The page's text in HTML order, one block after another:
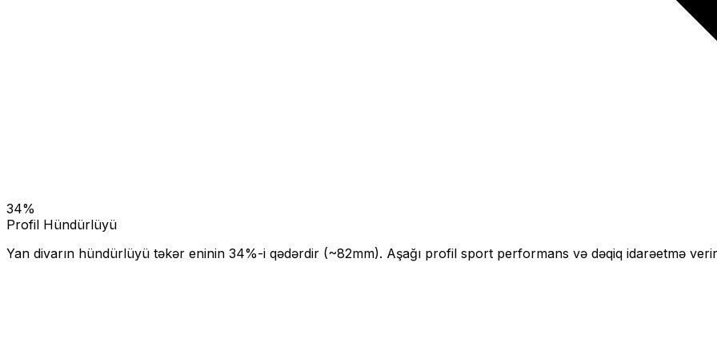
34%
Profil Hündürlüyü
Yan divarın hündürlüyü təkər eninin 34%-i qədərdir (~82mm). Aşağı profil sport performans və dəqiq idarəetmə